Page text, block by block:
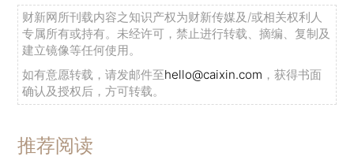
财新网所刊载内容之知识产权为财新传媒及/或相关权利人
专属所有或持有。未经许可，禁止进行转载、摘编、复制及
建立镜像等任何使用。
如有意愿转载，请发邮件至hello@caixin.com ，获得书面
确认及授权后，方可转载。
推荐阅读